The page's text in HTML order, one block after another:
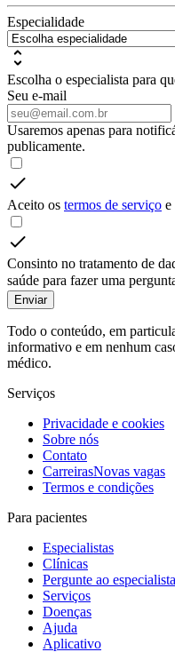
Especialidade
Escolha o especialista para
Seu e-mail
Usaremos apenas para
publicamente.
Aceito os termos de serviço e
Consinto no tratamento de
saúde para fazer uma
Enviar
Todo o conteúdo, em
informativo e em nenhum
médico.
Serviços
Privacidade e cookies
Sobre nós
Contato
CarreirasNovas vagas
Termos e condições
Para pacientes
Especialistas
Clínicas
Pergunte ao especialista
Serviços
Doenças
Ajuda
Aplicativo